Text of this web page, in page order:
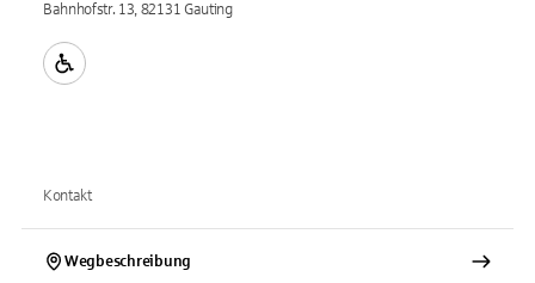
Bahnhofstr. 13, 82131 Gauting
Kontakt
Wegbeschreibung